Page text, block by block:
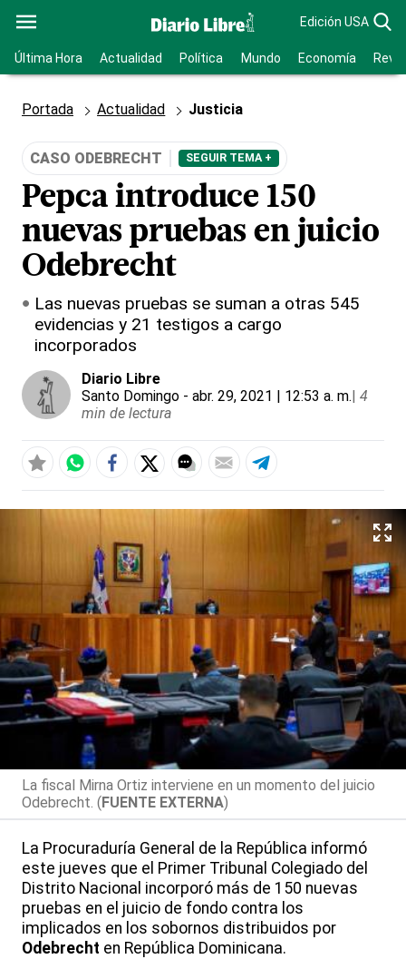
Edición USA
Última Hora Actualidad Política Mundo Economía
Portada Actualidad Justicia
CASO ODEBRECHT SEGUIR TEMA +
Pepca introduce 150
nuevas pruebas en juicio
Odebrecht
Las nuevas pruebas se suman a otras 545
evidencias y 21 testigos a cargo
incorporados
Diario Libre
Santo Domingo - abr. 29, 2021 | 12:53 a. m.| 4
min de lectura
La fiscal Mirna Ortiz interviene en un momento del juicio
Odebrecht. (FUENTE EXTERNA)
La Procuraduría General de la República informó
este jueves que el Primer Tribunal Colegiado del
Distrito Nacional incorporó más de 150 nuevas
pruebas en el juicio de fondo contra los
implicados en los sobornos distribuidos por
Odebrecht en República Dominicana.